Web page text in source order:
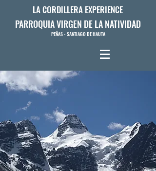
LA CORDILLERA EXPERIENCE
PARROQUIA VIRGEN DE LA NATIVIDAD
PEÑAS - SANTIAGO DE HAUTA